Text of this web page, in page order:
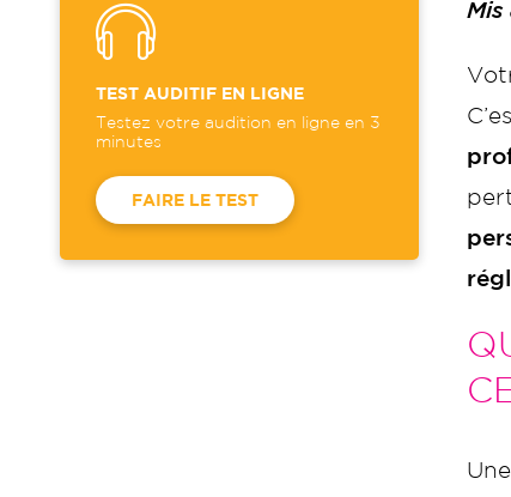
TEST AUDITIF EN LIGNE
Testez votre audition en ligne en 3
minutes
FAIRE LE TEST